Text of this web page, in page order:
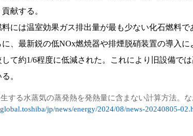
献する。
には温室効果ガス排出量が最も少ない化石燃料
、最新鋭の低NOx燃焼器や排煙脱硝装置の導入
て約1/6程度に低減された。これにより旧設備では
。
する水蒸気の蒸発熱を発熱量に含まない計算方法。
jp/news/energy/2024/08/news-20240805-